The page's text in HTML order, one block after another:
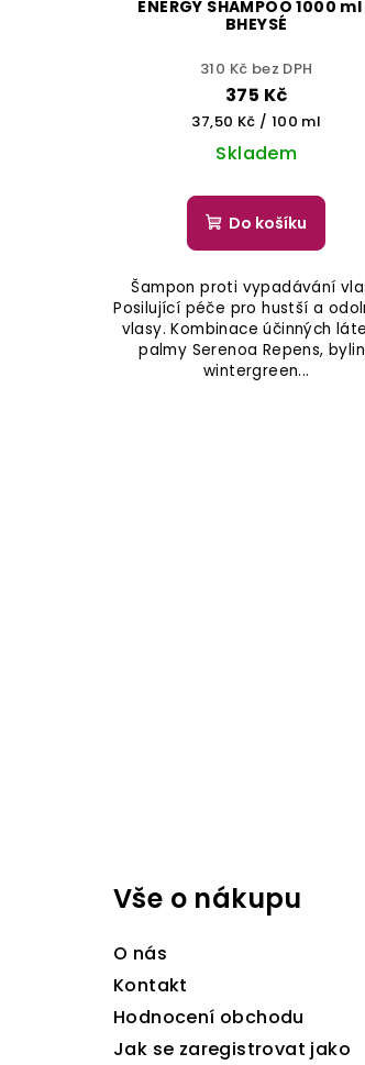
ENERGY SHAMPOO 1000
BHEYSÉ
310 Kč bez DPH
375 Kč
Měrná
cena:
37,50 Kč / 100 ml
Skladem
Do košíku
Šampon proti vypadávání
Posilující péče pro hustší a
vlasy. Kombinace účinných
palmy Serenoa Repens,
wintergreen...
Vše o nákupu
O nás
Kontakt
Hodnocení obchodu
Jak se zaregistrovat jako